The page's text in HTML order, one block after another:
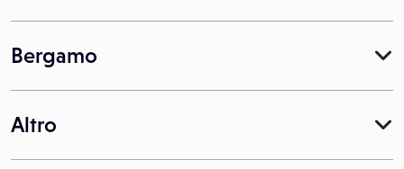
Bergamo
Altro